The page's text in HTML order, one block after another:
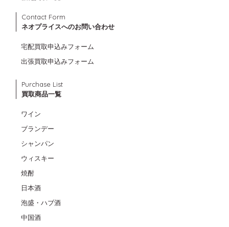
Contact Form
ネオプライスへのお問い合わせ
宅配買取申込みフォーム
出張買取申込みフォーム
Purchase List
買取商品一覧
ワイン
ブランデー
シャンパン
ウィスキー
焼酎
日本酒
泡盛・ハブ酒
中国酒